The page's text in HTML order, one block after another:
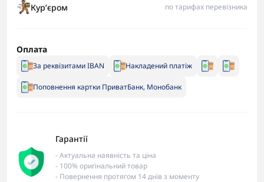
Курʼєром по тарифах перевізника
Оплата
За реквізитами IBAN Накладений платіж
Поповнення картки ПриватБанк, Монобанк
Гарантії
- Актуальна наявність та ціна
- 100% оригінальний товар
- Повернення протягом 14 днів з моменту